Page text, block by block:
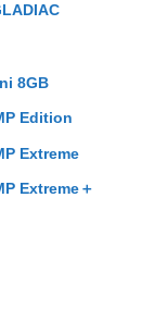
8GB
Edition
Extreme
Extreme＋